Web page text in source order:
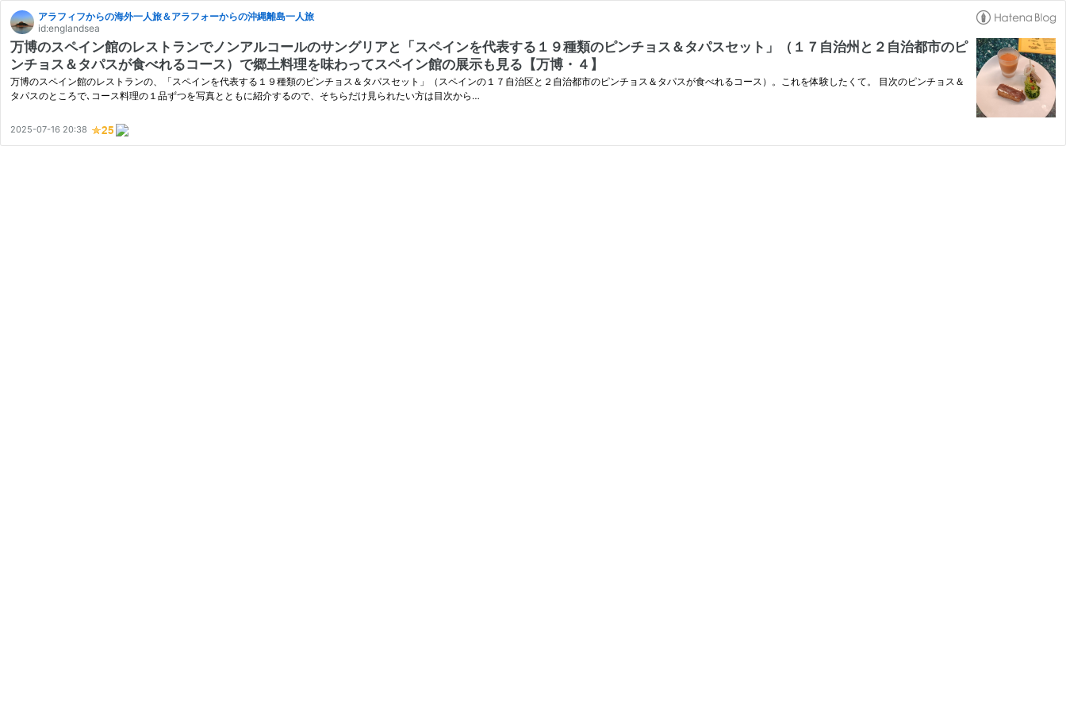
アラフィフからの海外一人旅＆アラフォーからの沖縄離島一人旅
id:englandsea
万博のスペイン館のレストランでノンアルコールのサングリアと「スペインを代表する１９種類のピンチョス＆タパスセット」（１７自治州と２自治都市のピ
ンチョス＆タパスが食べれるコース）で郷土料理を味わってスペイン館の展示も見る【万博・４】
万博のスペイン館のレストランの、「スペインを代表する１９種類のピンチョス＆タパスセット」（スペインの１７自治区と２自治都市のピンチョス＆タパスが食べれるコース）。これを体験したくて。 目次のピンチョス＆
タパスのところで､コース料理の１品ずつを写真とともに紹介するので、そちらだけ見られたい方は目次から…
2025-07-16 20:38